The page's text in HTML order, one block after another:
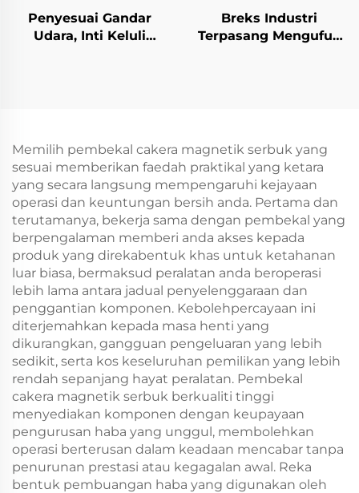
Penyesuai Gandar
Udara, Inti Keluli
Breks Industri
Terpasang Mengufuk
Memilih pembekal cakera magnetik serbuk yang
sesuai memberikan faedah praktikal yang ketara
yang secara langsung mempengaruhi kejayaan
operasi dan keuntungan bersih anda. Pertama dan
terutamanya, bekerja sama dengan pembekal yang
berpengalaman memberi anda akses kepada
produk yang direkabentuk khas untuk ketahanan
luar biasa, bermaksud peralatan anda beroperasi
lebih lama antara jadual penyelenggaraan dan
penggantian komponen. Kebolehpercayaan ini
diterjemahkan kepada masa henti yang
dikurangkan, gangguan pengeluaran yang lebih
sedikit, serta kos keseluruhan pemilikan yang lebih
rendah sepanjang hayat peralatan. Pembekal
cakera magnetik serbuk berkualiti tinggi
menyediakan komponen dengan keupayaan
pengurusan haba yang unggul, membolehkan
operasi berterusan dalam keadaan mencabar tanpa
penurunan prestasi atau kegagalan awal. Reka
bentuk pembuangan haba yang digunakan oleh